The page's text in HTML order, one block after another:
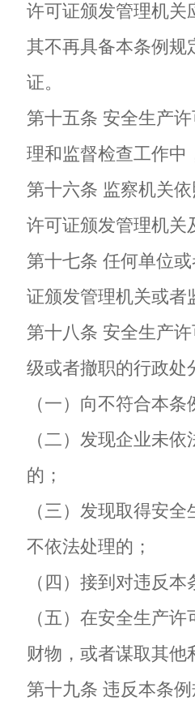
许可证颁发管理机关
其不再具备本条例规
证。
第十五条 安全生产
理和监督检查工作中
第十六条 监察机关
许可证颁发管理机关
第十七条 任何单位
证颁发管理机关或者
第十八条 安全生产
级或者撤职的行政处
（一）向不符合本
（二）发现企业未
的；
（三）发现取得安
不依法处理的；
（四）接到对违反
（五）在安全生产
财物，或者谋取其他
第十九条 违反本条